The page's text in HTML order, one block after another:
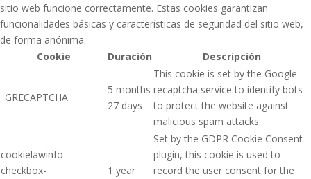
sitio web funcione correctamente. Estas cookies garantizan
funcionalidades básicas y características de seguridad del sitio web,
de forma anónima.
Cookie
Duración Descripción
_GRECAPTCHA
5 months
27 days
This cookie is set by the Google
recaptcha service to identify bots
to protect the website against
malicious spam attacks.
cookielawinfo-
checkbox-
1 year
Set by the GDPR Cookie Consent
plugin, this cookie is used to
record the user consent for the